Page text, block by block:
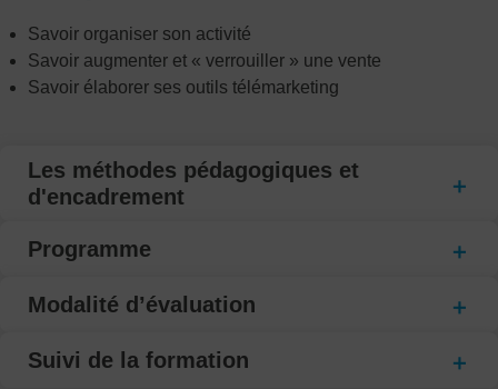
Savoir organiser son activité
Savoir augmenter et « verrouiller » une vente
Savoir élaborer ses outils télémarketing
Les méthodes pédagogiques et
d'encadrement
Programme
Modalité d’évaluation
Suivi de la formation